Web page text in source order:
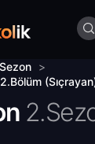
>